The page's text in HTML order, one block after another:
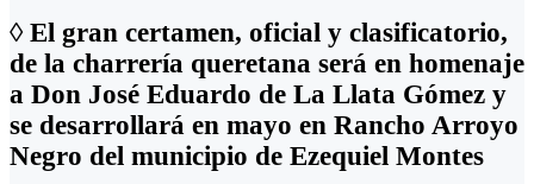
◊ El gran certamen, oficial y clasificatorio,
de la charrería queretana será en homenaje
a Don José Eduardo de La Llata Gómez y
se desarrollará en mayo en Rancho Arroyo
Negro del municipio de Ezequiel Montes